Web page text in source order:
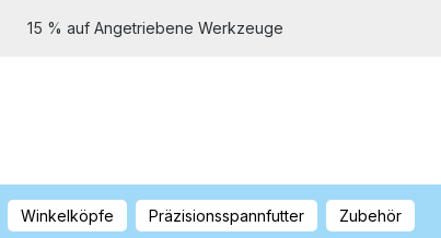
15 % auf Angetriebene Werkzeuge
Winkelköpfe Präzisionsspannfutter Zubehör